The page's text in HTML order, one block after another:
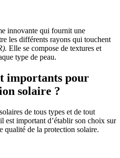
innovante qui fournit une
les différents rayons qui touchent
Elle se compose de textures et
type de peau.
importants pour
solaire ?
de tous types et de tout
est important d’établir son choix sur
qualité de la protection solaire.